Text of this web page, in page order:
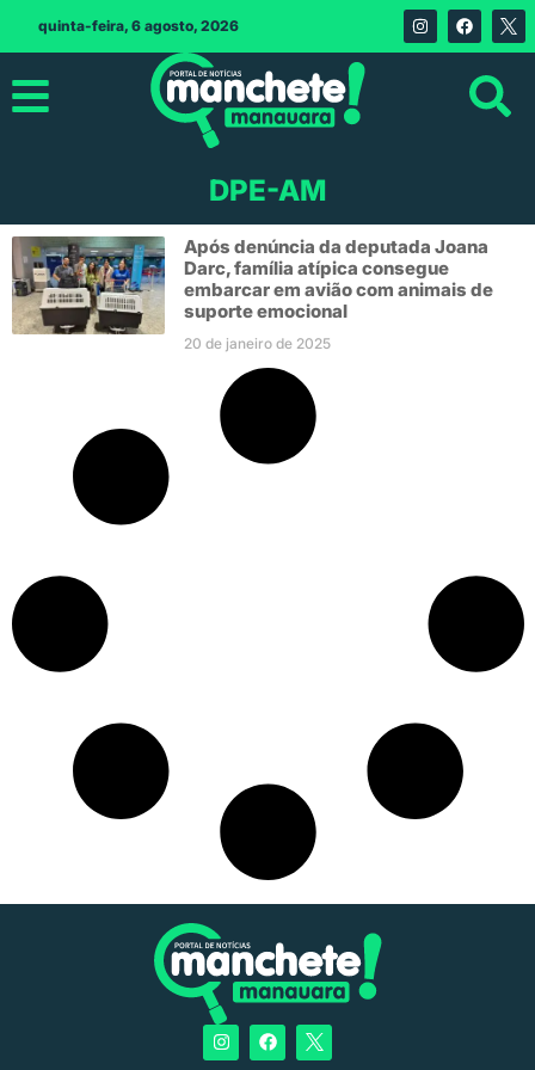
quinta-feira, 6 agosto, 2026
DPE-AM
Após denúncia da deputada Joana
Darc, família atípica consegue
embarcar em avião com animais de
suporte emocional
20 de janeiro de 2025